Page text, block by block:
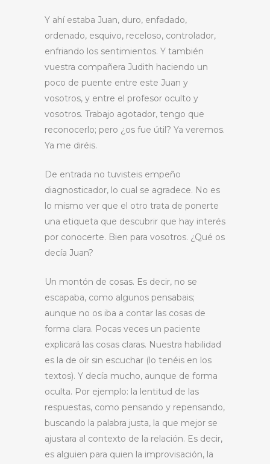
Y ahí estaba Juan, duro, enfadado,
ordenado, esquivo, receloso, controlador,
enfriando los sentimientos. Y también
vuestra compañera Judith haciendo un
poco de puente entre este Juan y
vosotros, y entre el profesor oculto y
vosotros. Trabajo agotador, tengo que
reconocerlo; pero ¿os fue útil? Ya veremos.
Ya me diréis.
De entrada no tuvisteis empeño
diagnosticador, lo cual se agradece. No es
lo mismo ver que el otro trata de ponerte
una etiqueta que descubrir que hay interés
por conocerte. Bien para vosotros. ¿Qué os
decía Juan?
Un montón de cosas. Es decir, no se
escapaba, como algunos pensabais;
aunque no os iba a contar las cosas de
forma clara. Pocas veces un paciente
explicará las cosas claras. Nuestra habilidad
es la de oír sin escuchar (lo tenéis en los
textos). Y decía mucho, aunque de forma
oculta. Por ejemplo: la lentitud de las
respuestas, como pensando y repensando,
buscando la palabra justa, la que mejor se
ajustara al contexto de la relación. Es decir,
es alguien para quien la improvisación, la